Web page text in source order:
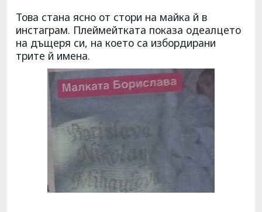
Това стана ясно от стори на майка й в
инстаграм. Плеймейтката показа одеалцето
на дъщеря си, на което са избордирани
трите й имена.